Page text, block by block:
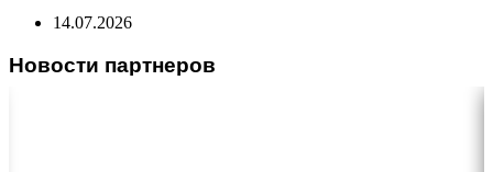
14.07.2026
Новости партнеров